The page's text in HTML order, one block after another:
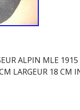
ALPIN MLE
LARGEUR 18 CM